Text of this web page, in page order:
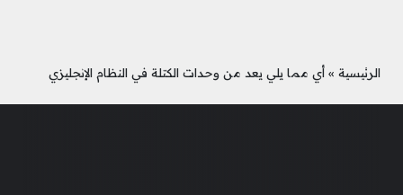
الرئيسية » أي مما يلي يعد من وحدات الكتلة في النظام الإنجليزي